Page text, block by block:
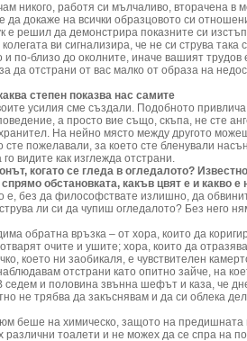
никого, работя си мълчаливо, вторачена в
да докаже на всички образцовото си
е решил да демонстрира показните си
ви сигнализира, че не си струва така
и по-близо до околните, иначе вашият
да отстрани от вас малко от образа на
степен показва нас самите
усилия сме създали. Подобното
а просто вие също, скъпа, не сте
На нейно място между другото
сте пожелавали, за което сте бленували
видите как изглежда отстрани.
когато се гледа в огледалото?
обстановката, какъв цвят е и какво е
е, без да философствате излишно, да
ли си да чупиш огледалото? Без него
обратна връзка – от хора, които да
очите и ушите; хора, които да
което ни заобикаля, е чувствителен
отстрани като опитно зайче, на
седем и половина звънна шефът и каза, че
не трябва да закъснявам и да си облека
беше на химическо, защото на
различни тоалети и не можех да се спра на